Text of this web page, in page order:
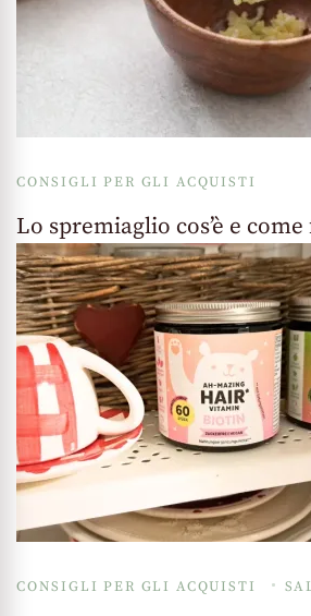
CONSIGLI PER GLI ACQUISTI
Lo spremiaglio cos’è e
CONSIGLI PER GLI ACQUISTI